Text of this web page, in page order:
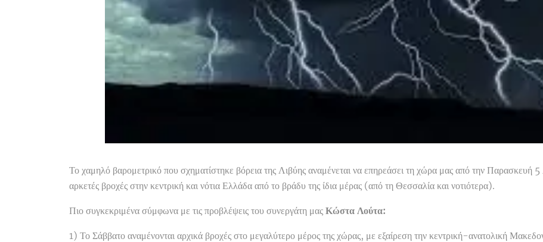
Το χαμηλό βαρομετρικό που σχηματίστηκε βόρεια της Λιβύης αναμένεται να επηρεάσει τη χώρα μας από την Παρασκευή
αρκετές βροχές στην κεντρική και νότια Ελλάδα από το βράδυ της ίδια μέρας (από τη Θεσσαλία και νοτιότερα).
Πιο συγκεκριμένα σύμφωνα με τις προβλέψεις του συνεργάτη μας Κώστα Λούτα:
1) Το Σάββατο αναμένονται αρχικά βροχές στο μεγαλύτερο μέρος της χώρας, με εξαίρεση την κεντρική-ανατολική